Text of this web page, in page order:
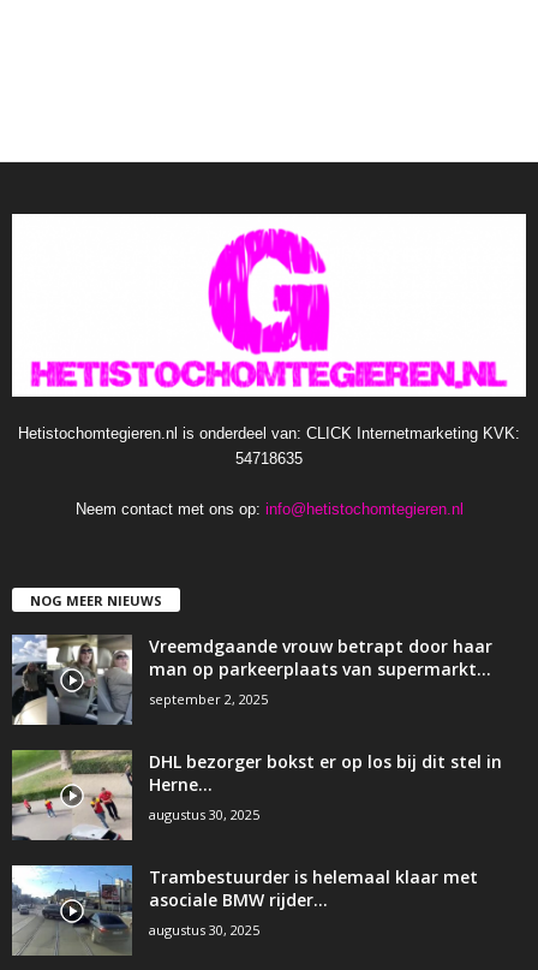
Hetistochomtegieren.nl is onderdeel van: CLICK Internetmarketing KVK:
54718635
Neem contact met ons op: info@hetistochomtegieren.nl
NOG MEER NIEUWS
Vreemdgaande vrouw betrapt door haar
man op parkeerplaats van supermarkt…
september 2, 2025
DHL bezorger bokst er op los bij dit stel in
Herne…
augustus 30, 2025
Trambestuurder is helemaal klaar met
asociale BMW rijder…
augustus 30, 2025